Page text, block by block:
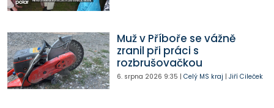
Muž v Příboře se vážně
zranil při práci s
rozbrušovačkou
6. srpna 2026 9:35 | Celý MS kraj | Jiří Cileček